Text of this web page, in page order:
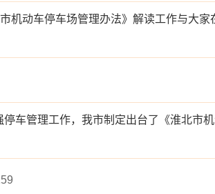
机动车停车场管理办法》解读工作与大家
车管理工作，我市制定出台了《淮北市